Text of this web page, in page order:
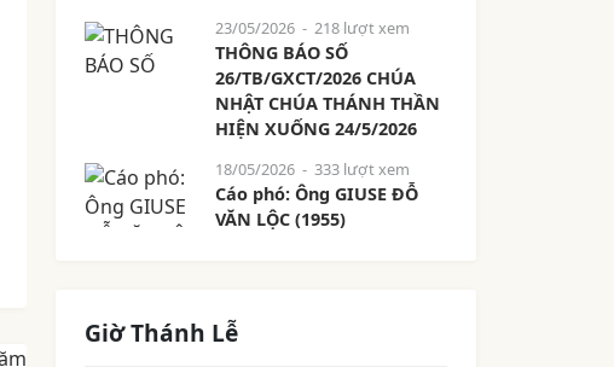
23/05/2026- 218 lượt xem
THÔNG BÁO SỐ
26/TB/GXCT/2026 CHÚA
NHẬT CHÚA THÁNH THẦN
HIỆN XUỐNG 24/5/2026
18/05/2026- 333 lượt xem
Cáo phó: Ông GIUSE ĐỖ
VĂN LỘC (1955)
Giờ Thánh Lễ